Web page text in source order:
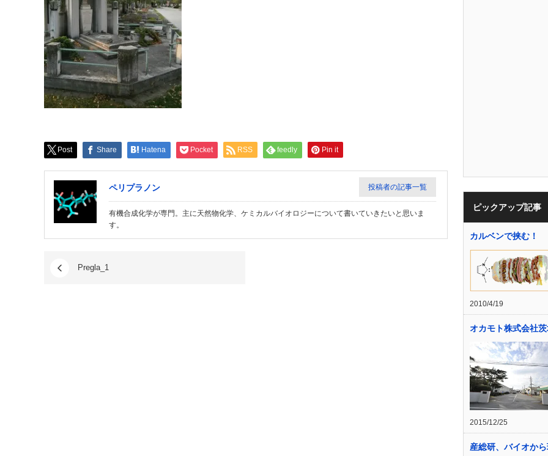
Post Share Hatena Pocket RSS feedly Pin it
ペリプラノン 投稿者の記事一覧
有機合成化学が専門。主に天然物化学、ケミカルバイオロジーについて書いていきたいと思いま
す。
Pregla_1
ピックアップ記事
カルベンで挟む！
2010/4/19
オカモト株式会社
2015/12/25
産総研、バイオか